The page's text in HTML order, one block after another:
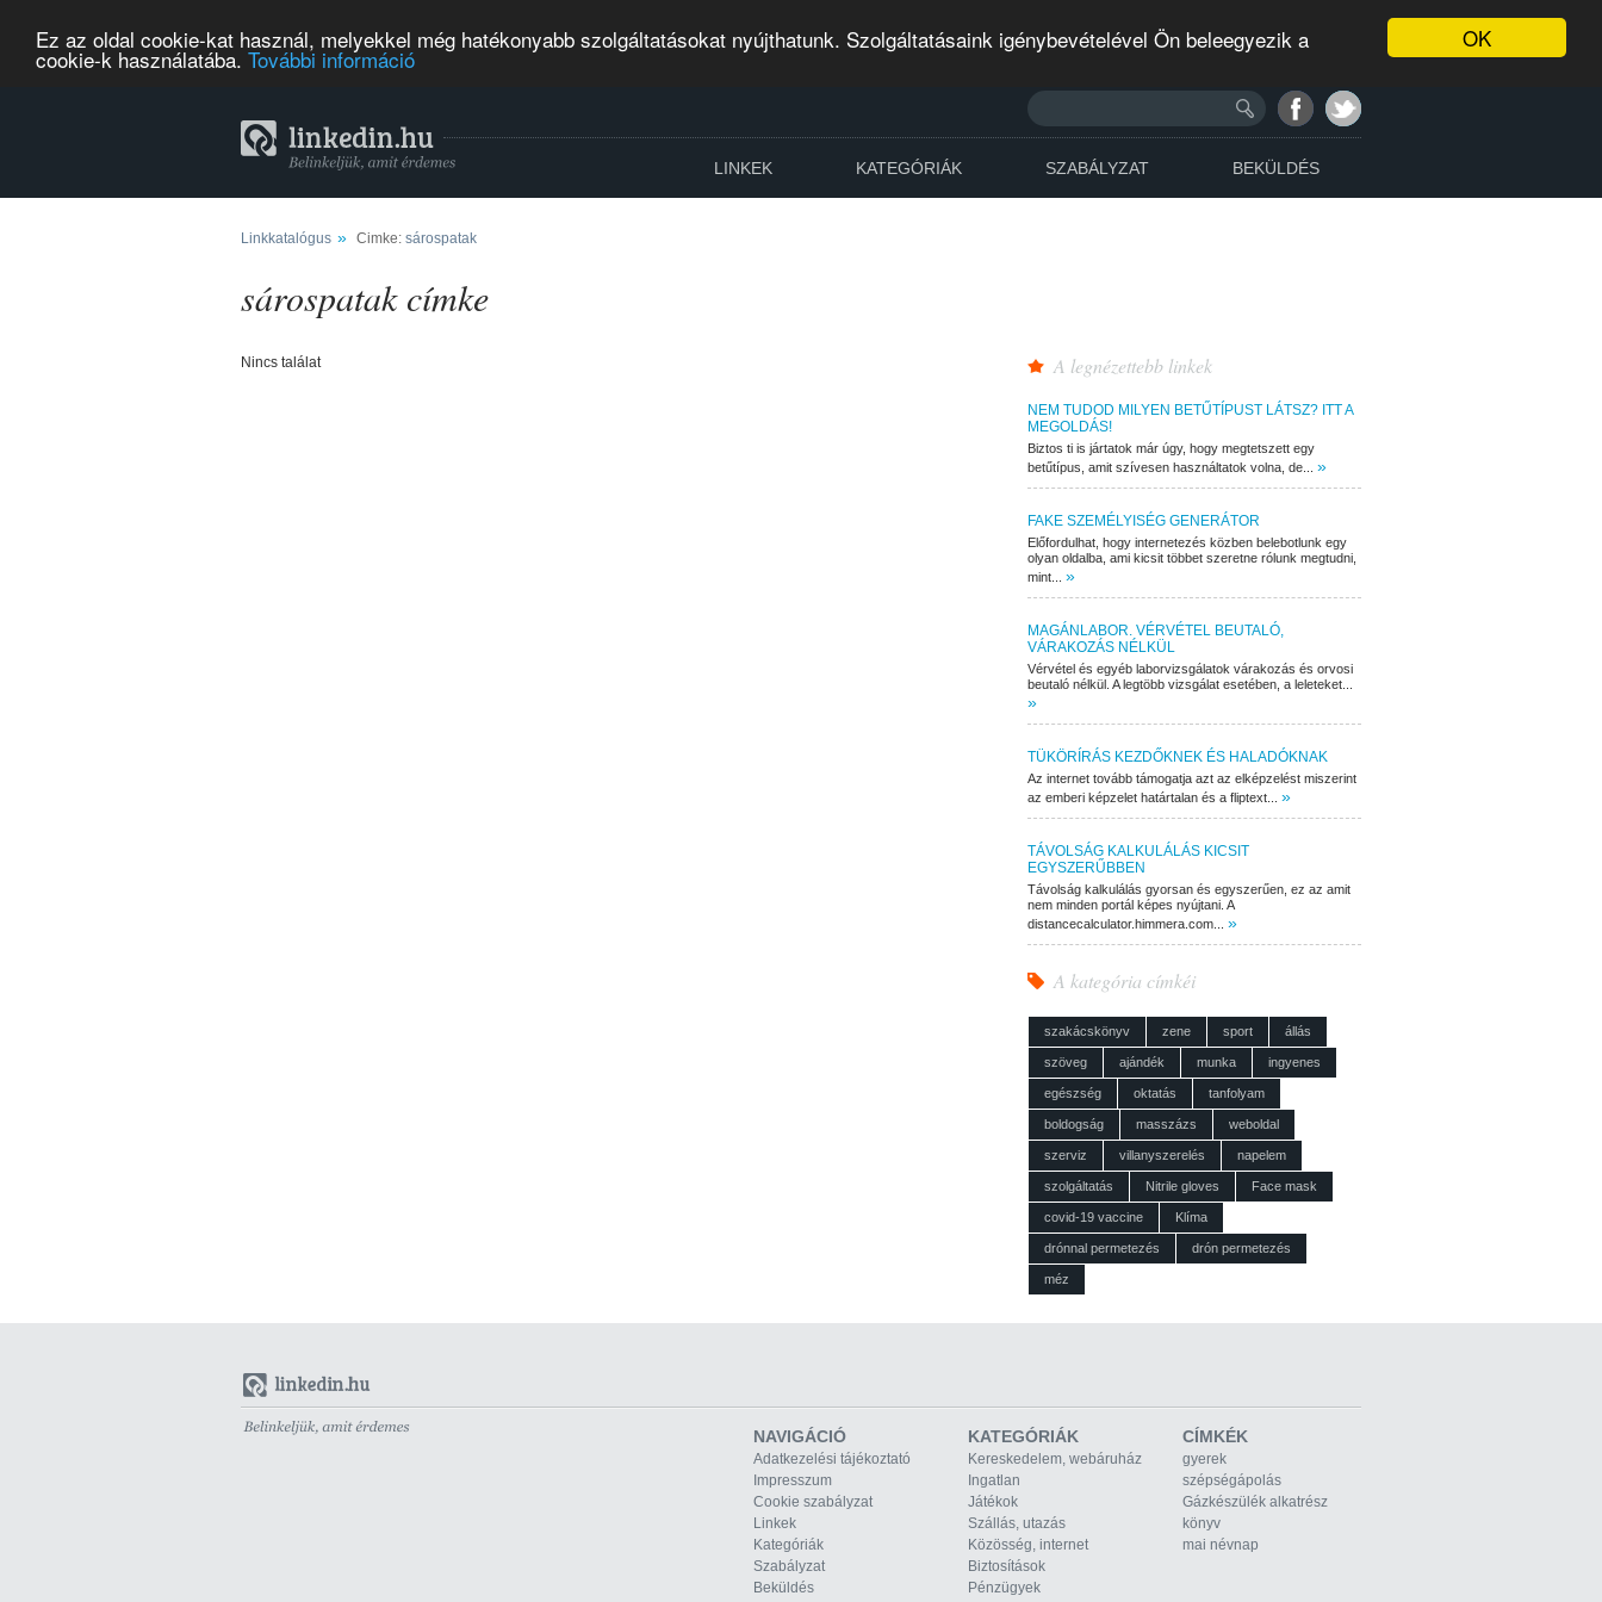
OK
Ez az oldal cookie-kat használ, melyekkel még hatékonyabb szolgáltatásokat nyújthatunk. Szolgáltatásaink igénybevételével Ön beleegyezik a
cookie-k használatába. További információ
LINKEK KATEGÓRIÁK SZABÁLYZAT BEKÜLDÉS
Linkkatalógus » Cimke: sárospatak
sárospatak címke
Nincs találat A legnézettebb linkek
NEM TUDOD MILYEN BETŰTÍPUST LÁTSZ? ITT A
MEGOLDÁS!
Biztos ti is jártatok már úgy, hogy megtetszett egy
betűtípus, amit szívesen használtatok volna, de... »
FAKE SZEMÉLYISÉG GENERÁTOR
Előfordulhat, hogy internetezés közben belebotlunk egy
olyan oldalba, ami kicsit többet szeretne rólunk megtudni,
mint... »
MAGÁNLABOR. VÉRVÉTEL BEUTALÓ,
VÁRAKOZÁS NÉLKÜL
Vérvétel és egyéb laborvizsgálatok várakozás és orvosi
beutaló nélkül. A legtöbb vizsgálat esetében, a leleteket...
»
TÜKÖRÍRÁS KEZDŐKNEK ÉS HALADÓKNAK
Az internet tovább támogatja azt az elképzelést miszerint
az emberi képzelet határtalan és a fliptext... »
TÁVOLSÁG KALKULÁLÁS KICSIT
EGYSZERŰBBEN
Távolság kalkulálás gyorsan és egyszerűen, ez az amit
nem minden portál képes nyújtani. A
distancecalculator.himmera.com... »
A kategória címkéi
szakácskönyv zene sport állás
szöveg ajándék munka ingyenes
egészség oktatás tanfolyam
boldogság masszázs weboldal
szerviz villanyszerelés napelem
szolgáltatás Nitrile gloves Face mask
covid-19 vaccine Klíma
drónnal permetezés drón permetezés
méz
NAVIGÁCIÓ
Adatkezelési tájékoztató
Impresszum
Cookie szabályzat
Linkek
Kategóriák
Szabályzat
Beküldés
KATEGÓRIÁK
Kereskedelem, webáruház
Ingatlan
Játékok
Szállás, utazás
Közösség, internet
Biztosítások
Pénzügyek
CÍMKÉK
gyerek
szépségápolás
Gázkészülék alkatrész
könyv
mai névnap